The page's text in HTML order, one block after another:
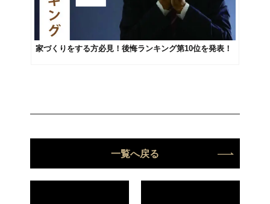
家づくりをする方必見！後悔ランキング第10位を発表！
一覧へ戻る